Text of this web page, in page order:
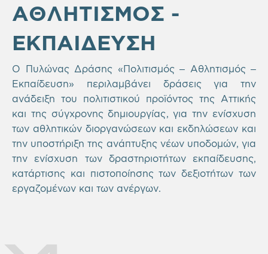
ΑΘΛΗΤΙΣΜΟΣ -
ΕΚΠΑΙΔΕΥΣΗ
Ο Πυλώνας Δράσης «Πολιτισμός – Αθλητισμός –
Εκπαίδευση» περιλαμβάνει δράσεις για την
ανάδειξη του πολιτιστικού προϊόντος της Αττικής
και της σύγχρονης δημιουργίας, για την ενίσχυση
των αθλητικών διοργανώσεων και εκδηλώσεων και
την υποστήριξη της ανάπτυξης νέων υποδομών, για
την ενίσχυση των δραστηριοτήτων εκπαίδευσης,
κατάρτισης και πιστοποίησης των δεξιοτήτων των
εργαζομένων και των ανέργων.